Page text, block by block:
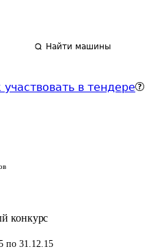
Найти машины
участвовать в тендере
конкурс
по 31.12.15